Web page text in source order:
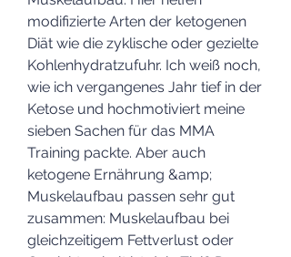
modifizierte Arten der ketogenen
Diät wie die zyklische oder gezielte
Kohlenhydratzufuhr. Ich weiß noch,
wie ich vergangenes Jahr tief in der
Ketose und hochmotiviert meine
sieben Sachen für das MMA
Training packte. Aber auch
ketogene Ernährung &amp;
Muskelaufbau passen sehr gut
zusammen: Muskelaufbau bei
gleichzeitigem Fettverlust oder